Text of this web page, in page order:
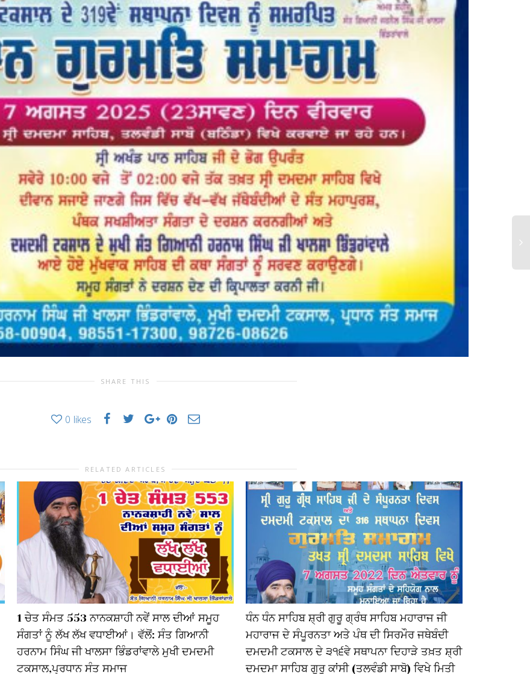
SHARE THIS
0 likes
RELATED ARTICLES
1 ਚੇਤ ਸੰਮਤ 553 ਨਾਨਕਸ਼ਾਹੀ ਨਵੇਂ ਸਾਲ ਦੀਆਂ ਸਮੂਹ
ਸੰਗਤਾਂ ਨੂੰ ਲੱਖ ਲੱਖ ਵਧਾਈਆਂ। ਵੱਲੋਂ: ਸੰਤ ਗਿਆਨੀ
ਹਰਨਾਮ ਸਿੰਘ ਜੀ ਖਾਲਸਾ ਭਿੰਡਰਾਂਵਾਲੇ ਮੁਖੀ ਦਮਦਮੀ
ਟਕਸਾਲ,ਪ੍ਰਧਾਨ ਸੰਤ ਸਮਾਜ
ਧੰਨ ਧੰਨ ਸਾਹਿਬ ਸ਼੍ਰੀ ਗੁਰੂ ਗ੍ਰੰਥ ਸਾਹਿਬ ਮਹਾਰਾਜ ਜੀ
ਮਹਾਰਾਜ ਦੇ ਸੰਪੂਰਨਤਾ ਅਤੇ ਪੰਥ ਦੀ ਸਿਰਮੌਰ ਜਥੇਬੰਦੀ
ਦਮਦਮੀ ਟਕਸਾਲ ਦੇ ੩੧੬ਵੇ ਸਥਾਪਨਾ ਦਿਹਾੜੇ ਤਖ਼ਤ ਸ਼੍ਰੀ
ਦਮਦਮਾ ਸਾਹਿਬ ਗੁਰੂ ਕਾਂਸੀ (ਤਲਵੰਡੀ ਸਾਬੋ) ਵਿਖੇ ਮਿਤੀ